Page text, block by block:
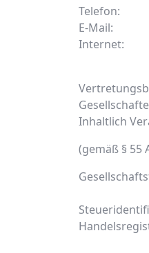
Telefon:
E-Mail:
Internet:
Inhaltlich
(gemäß § 55